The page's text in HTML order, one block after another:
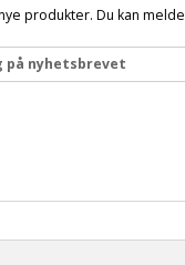
produkter. Du kan melde
på nyhetsbrevet